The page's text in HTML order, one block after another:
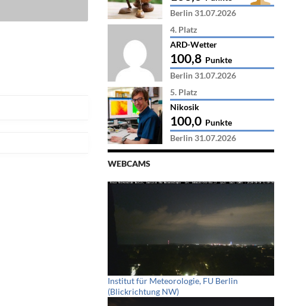
Berlin 31.07.2026
4. Platz
ARD-Wetter
100,8 Punkte
Berlin 31.07.2026
5. Platz
Nikosik
100,0 Punkte
Berlin 31.07.2026
WEBCAMS
Institut für Meteorologie, FU Berlin
(Blickrichtung NW)